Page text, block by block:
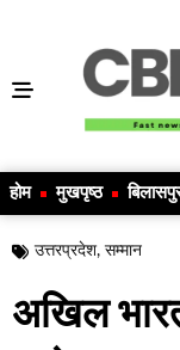
होम मुखपृष्ठ
उत्तरप्रदेश, सम्मान
अखिल